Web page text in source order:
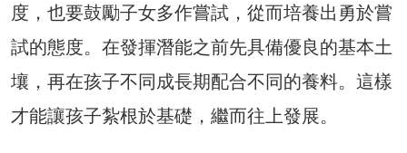
度，也要鼓勵子女多作嘗試，從而培養出勇於嘗
試的態度。在發揮潛能之前先具備優良的基本土
壤，再在孩子不同成長期配合不同的養料。這樣
才能讓孩子紮根於基礎，繼而往上發展。